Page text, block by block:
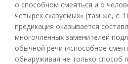
о способном смеяться и о
четырех сказуемых» (там же, с.
предикация оказывается
многочленных заменителей
обычной речи («способное
обнаруживая не только способ